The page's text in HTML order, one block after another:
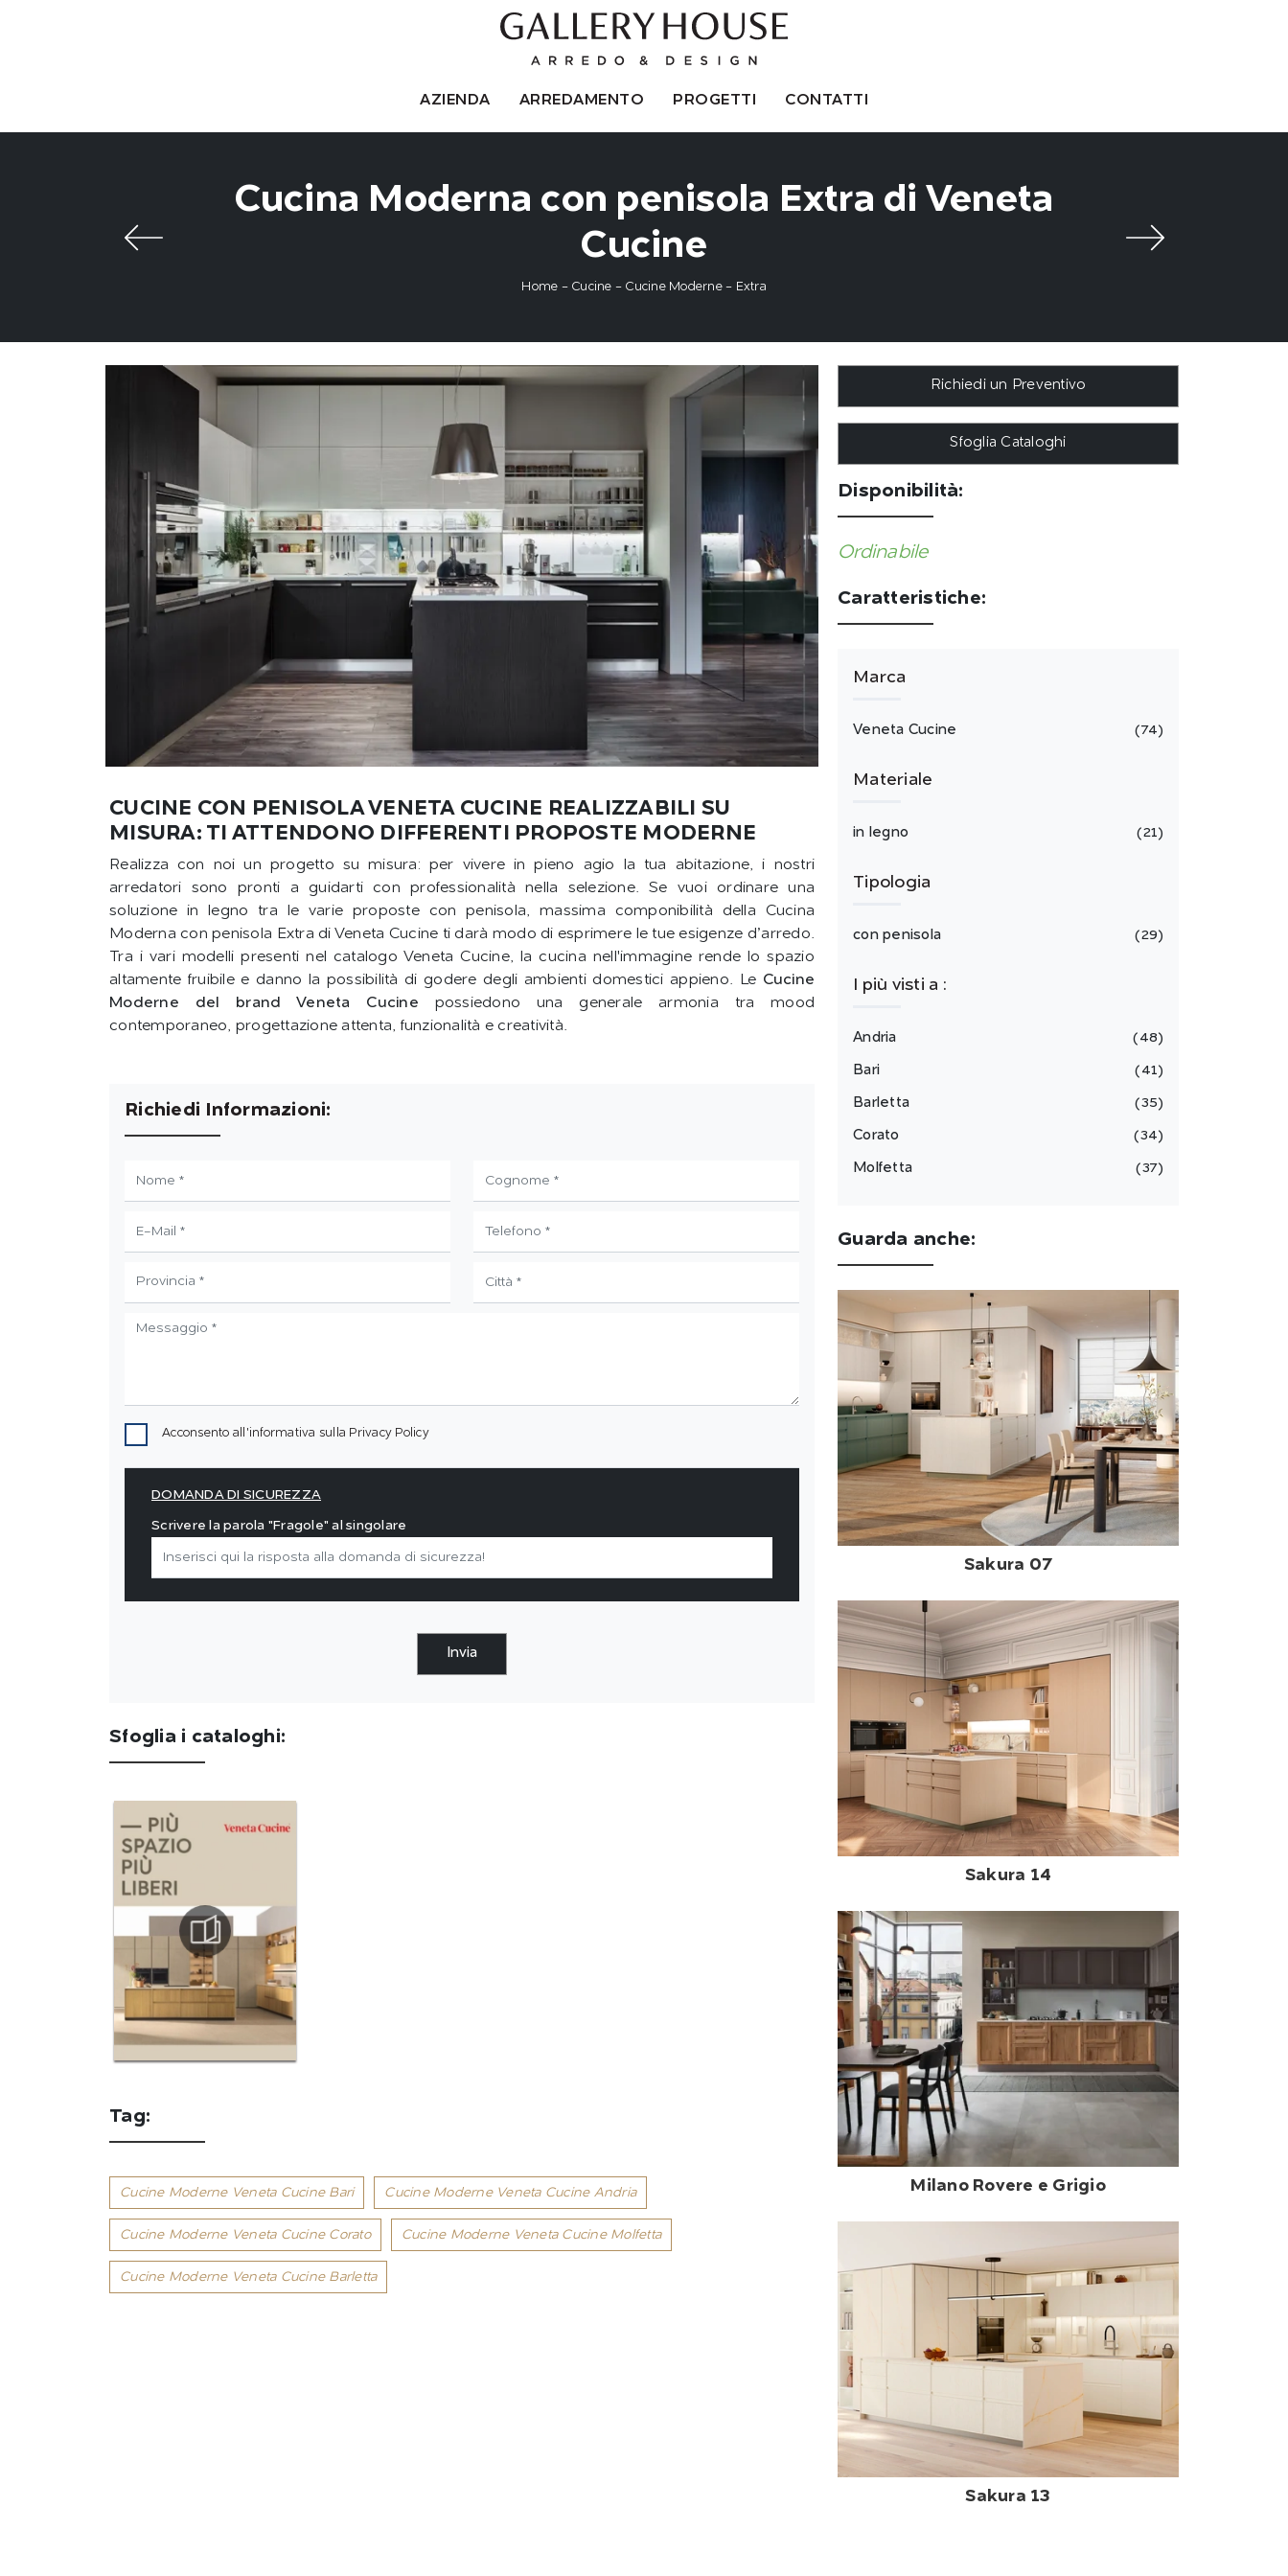
AZIENDA ARREDAMENTO PROGETTI CONTATTI
Cucina Moderna con penisola Extra di Veneta
Cucine
Home - Cucine - Cucine Moderne - Extra
CUCINE CON PENISOLA VENETA CUCINE REALIZZABILI SU
MISURA: TI ATTENDONO DIFFERENTI PROPOSTE MODERNE
Realizza con noi un progetto su misura: per vivere in pieno agio la tua abitazione, i nostri
arredatori sono pronti a guidarti con professionalità nella selezione. Se vuoi ordinare una
soluzione in legno tra le varie proposte con penisola, massima componibilità della Cucina
Moderna con penisola Extra di Veneta Cucine ti darà modo di esprimere le tue esigenze d’arredo.
Tra i vari modelli presenti nel catalogo Veneta Cucine, la cucina nell'immagine rende lo spazio
altamente fruibile e danno la possibilità di godere degli ambienti domestici appieno. Le Cucine
Moderne del brand Veneta Cucine possiedono una generale armonia tra mood
contemporaneo, progettazione attenta, funzionalità e creatività.
Richiedi Informazioni:
Acconsento all'informativa sulla Privacy Policy
DOMANDA DI SICUREZZA
Scrivere la parola "Fragole" al singolare
Invia
Sfoglia i cataloghi:
Tag:
Cucine Moderne Veneta Cucine Bari Cucine Moderne Veneta Cucine Andria
Cucine Moderne Veneta Cucine Corato Cucine Moderne Veneta Cucine Molfetta
Cucine Moderne Veneta Cucine Barletta
Richiedi un Preventivo
Sfoglia Cataloghi
Disponibilità:
Ordinabile
Caratteristiche:
Marca
Veneta Cucine 74
Materiale
in legno 21
Tipologia
con penisola 29
I più visti a :
Andria 48
Bari 41
Barletta 35
Corato 34
Molfetta 37
Guarda anche:
Sakura 07
Sakura 14
Milano Rovere e Grigio
Sakura 13